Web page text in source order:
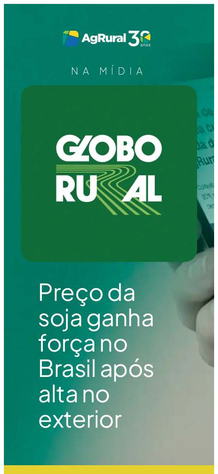
NA MÍDIA
Preço da
soja ganha
força no
Brasil após
alta no
exterior